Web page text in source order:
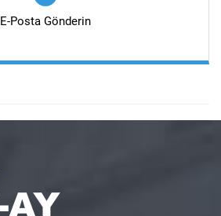
E-Posta Gönderin